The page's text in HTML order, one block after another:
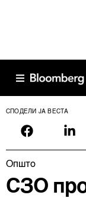
СПОДЕЛИ ЈА ВЕСТА
Општо
СЗО